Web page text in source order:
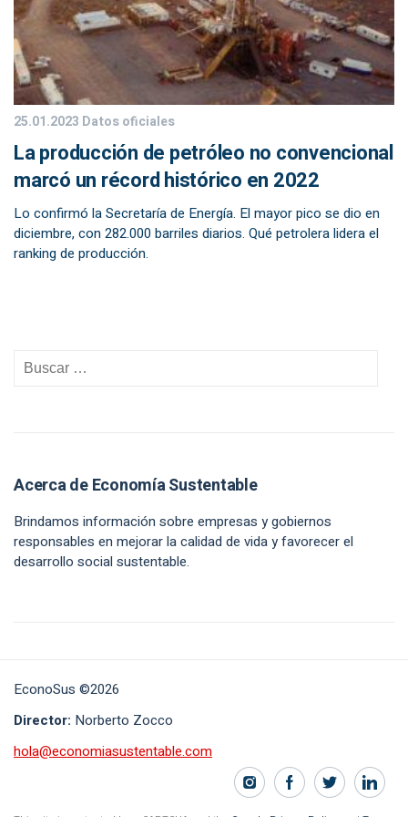
25.01.2023 Datos oficiales
La producción de petróleo no convencional
marcó un récord histórico en 2022
Lo confirmó la Secretaría de Energía. El mayor pico se dio en
diciembre, con 282.000 barriles diarios. Qué petrolera lidera el
ranking de producción.
Acerca de Economía Sustentable
Brindamos información sobre empresas y gobiernos
responsables en mejorar la calidad de vida y favorecer el
desarrollo social sustentable.
EconoSus ©2026
Director: Norberto Zocco
hola@economiasustentable.com